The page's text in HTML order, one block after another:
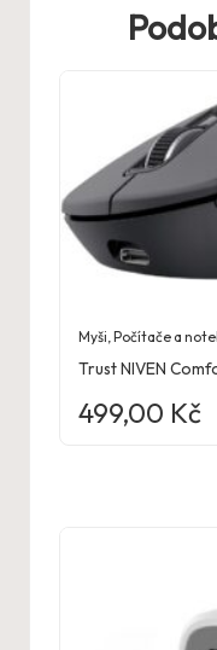
Myši,Počítače a
Trust NIVEN
499,00 Kč